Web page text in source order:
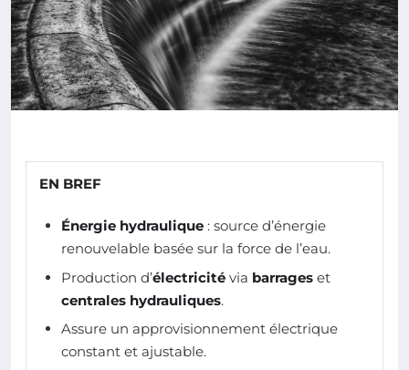
EN BREF
Énergie hydraulique : source d’énergie
renouvelable basée sur la force de l’eau.
Production d’électricité via barrages et
centrales hydrauliques.
Assure un approvisionnement électrique
constant et ajustable.